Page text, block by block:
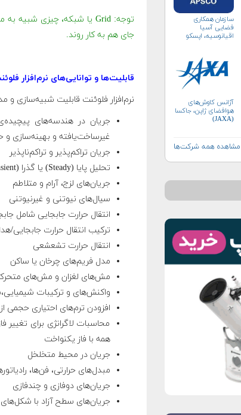
سازمان همکاری
فضایی آسیا
اقیانوسیه، اپسکو
آژانس کاوش‌های
هوافضای ژاپن، جاکسا
(JAXA)
مشاهده همه شرکت‌ها
جای هم به کار روند.
قابلیت‌ها و توانایی‌های نرم‌افزار
نرم‌افزار فلوئنت قابلیت شبیه‌سازی و
جریان در هندسه‌های
غیرساخت‌یافته و بهینه‌سازی و
جریان تراکم‌پذیر و تراکم‌ناپذیر
تحلیل پایا (Steady) یا گذرا (Transient)
جریان‌های لزج، آرام و متلاطم
سیال‌های نیوتنی و غیرنیوتنی
انتقال حرارت جابجایی شامل
ترکیب انتقال حرارت جابجایی/
انتقال حرارت تشعشعی
مدل فریم‌های چرخان یا ساکن
مش‌های لغزان و مش‌های
واکنش‌های و ترکیبات
افزودن ترم‌های احتیاری حجمی
محاسبات لاگرانژی برای تغییر
همه‌ با فاز یکنواخت
جریان در محیط متخلخل
مبدل‌های حرارتی، فن‌ها،
جریان‌های دوفازی و چندفازی
جریان‌های سطح آزاد با